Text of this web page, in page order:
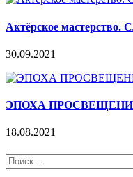
Актёрское мастерство.
30.09.2021
ЭПОХА
18.08.2021
Найти: